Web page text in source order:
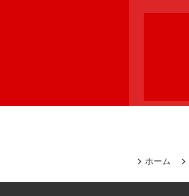
ホーム